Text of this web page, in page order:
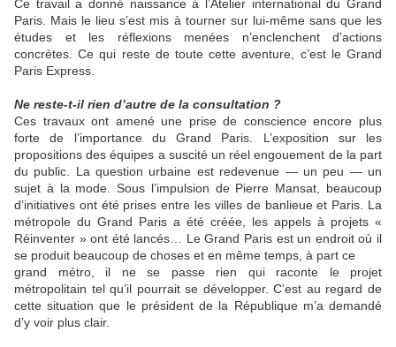
Ce travail a donné naissance à l’Atelier international du Grand
Paris. Mais le lieu s’est mis à tourner sur lui-même sans que les
études et les réflexions menées n’enclenchent d’actions
concrètes. Ce qui reste de toute cette aventure, c’est le Grand
Paris Express.
Ne reste-t-il rien d’autre de la consultation ?
Ces travaux ont amené une prise de conscience encore plus
forte de l’importance du Grand Paris. L’exposition sur les
propositions des équipes a suscité un réel engouement de la part
du public. La question urbaine est redevenue — un peu — un
sujet à la mode. Sous l’impulsion de Pierre Mansat, beaucoup
d’initiatives ont été prises entre les villes de banlieue et Paris. La
métropole du Grand Paris a été créée, les appels à projets «
Réinventer » ont été lancés… Le Grand Paris est un endroit où il
se produit beaucoup de choses et en même temps, à part ce
grand métro, il ne se passe rien qui raconte le projet
métropolitain tel qu’il pourrait se développer. C’est au regard de
cette situation que le président de la République m’a demandé
d’y voir plus clair.